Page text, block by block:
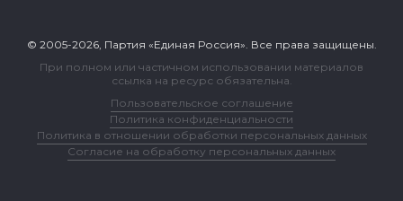
© 2005-2026, Партия «Единая Россия». Все права защищены.
При полном или частичном использовании материалов
ссылка на ресурс обязательна.
Пользовательское соглашение
Политика конфиденциальности
Политика в отношении обработки персональных данных
Согласие на обработку персональных данных